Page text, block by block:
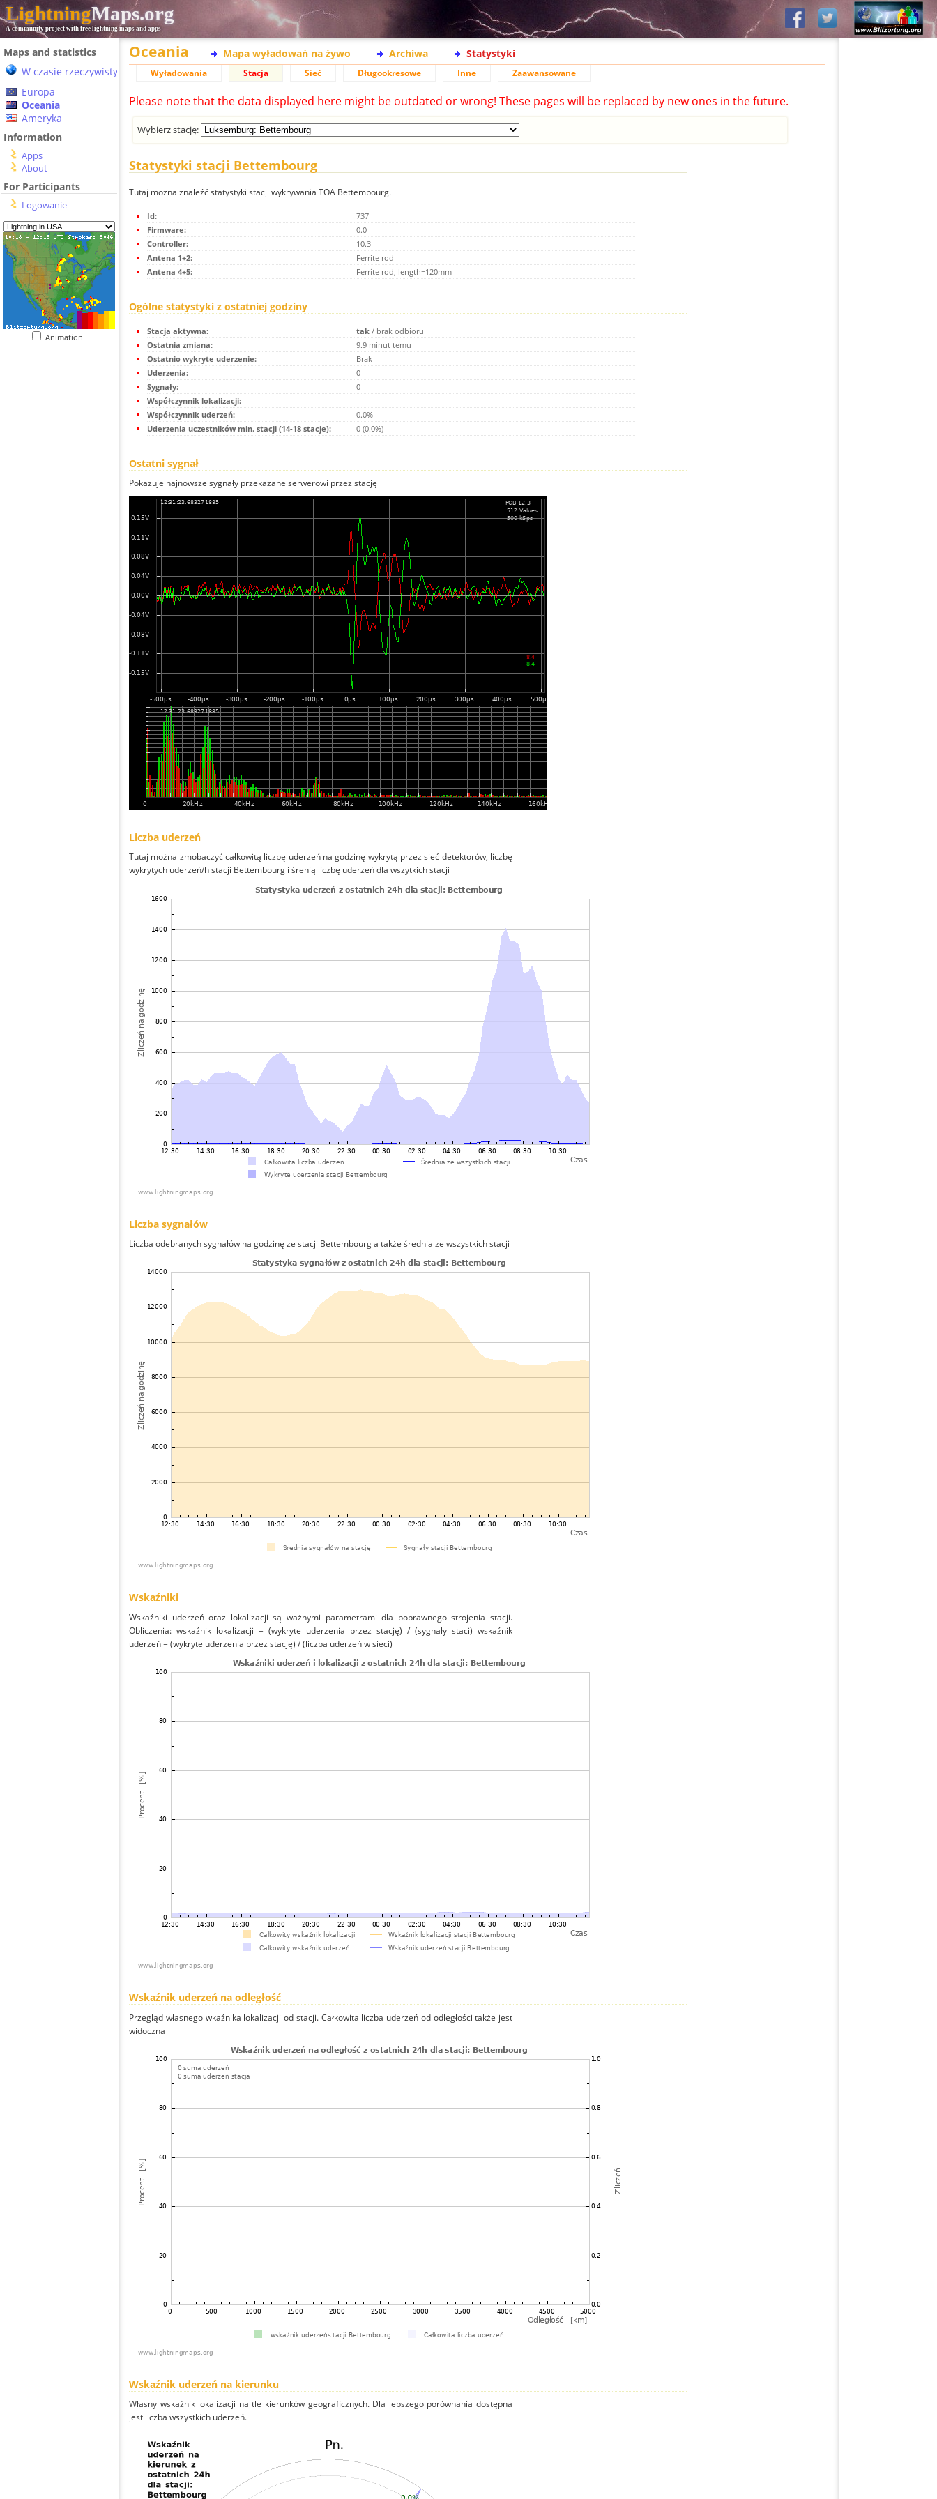
LightningMaps.org
A community project with free lightning maps and apps
Maps and statistics
W czasie rzeczywistym
Europa
Oceania
Ameryka
Information
Apps
About
For Participants
Logowanie
Animation
Oceania Mapa wyładowań na żywo Archiwa Statystyki
Wyładowania Stacja Sieć Długookresowe Inne Zaawansowane
Please note that the data displayed here might be outdated or wrong! These pages will be replaced by new ones in the future.
Wybierz stację:
Statystyki stacji Bettembourg
Tutaj można znaleźć statystyki stacji wykrywania TOA Bettembourg.
Id:
737
Firmware:
0.0
Controller:
10.3
Antena 1+2:
Ferrite rod
Antena 4+5:
Ferrite rod, length=120mm
Ogólne statystyki z ostatniej godziny
Stacja aktywna: tak / brak odbioru
Ostatnia zmiana:
9.9 minut temu
Ostatnio wykryte uderzenie:
Brak
Uderzenia:
0
Sygnały:
0
Współczynnik lokalizacji:
-
Współczynnik uderzeń:
0.0%
Uderzenia uczestników min. stacji (14-18 stacje):
0 (0.0%)
Ostatni sygnał
Pokazuje najnowsze sygnały przekazane serwerowi przez stację
Liczba uderzeń
Tutaj można zmobaczyć całkowitą liczbę uderzeń na godzinę wykrytą przez sieć detektorów, liczbę
wykrytych uderzeń/h stacji Bettembourg i śrenią liczbę uderzeń dla wszytkich stacji
Liczba sygnałów
Liczba odebranych sygnałów na godzinę ze stacji Bettembourg a także średnia ze wszystkich stacji
Wskaźniki
Wskaźniki uderzeń oraz lokalizacji są ważnymi parametrami dla poprawnego strojenia stacji.
Obliczenia: wskaźnik lokalizacji = (wykryte uderzenia przez stację) / (sygnały staci) wskaźnik
uderzeń = (wykryte uderzenia przez stację) / (liczba uderzeń w sieci)
Wskaźnik uderzeń na odległość
Przegląd własnego wkaźnika lokalizacji od stacji. Całkowita liczba uderzeń od odległości także jest
widoczna
Wskaźnik uderzeń na kierunku
Własny wskaźnik lokalizacji na tle kierunków geograficznych. Dla lepszego porównania dostępna
jest liczba wszystkich uderzeń.